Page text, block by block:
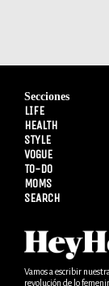
Secciones
LIFE
HEALTH
STYLE
VOGUE
TO-DO
MOMS
SEARCH
Vamos a escribir
revolución de lo